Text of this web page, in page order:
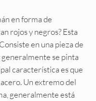
en forma de
rojos y negros? Esta
en una pieza de
se pinta
característica es que
Un extremo del
generalmente está